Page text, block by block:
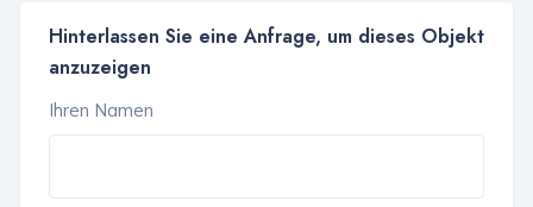
Hinterlassen Sie eine Anfrage, um dieses Objekt
anzuzeigen
Ihren Namen